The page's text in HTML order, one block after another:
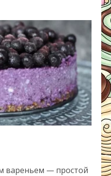
вареньем — простой